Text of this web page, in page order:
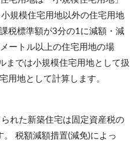
規模住宅用地以外の住宅用地
税標準額が3分の1に減額・減
ートル以上の住宅用地の場
までは小規模住宅用地として扱
用地として計算します。
れた新築住宅は固定資産税の
税額減額措置(減免)によっ